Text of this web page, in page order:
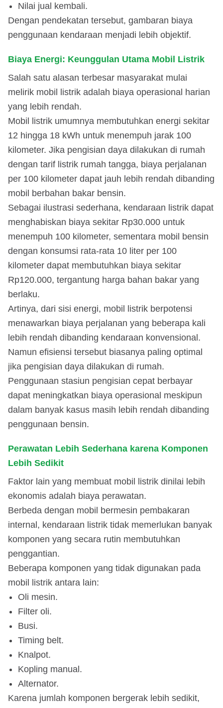
Nilai jual kembali.
Dengan pendekatan tersebut, gambaran biaya
penggunaan kendaraan menjadi lebih objektif.
Biaya Energi: Keunggulan Utama Mobil Listrik
Salah satu alasan terbesar masyarakat mulai
melirik mobil listrik adalah biaya operasional harian
yang lebih rendah.
Mobil listrik umumnya membutuhkan energi sekitar
12 hingga 18 kWh untuk menempuh jarak 100
kilometer. Jika pengisian daya dilakukan di rumah
dengan tarif listrik rumah tangga, biaya perjalanan
per 100 kilometer dapat jauh lebih rendah dibanding
mobil berbahan bakar bensin.
Sebagai ilustrasi sederhana, kendaraan listrik dapat
menghabiskan biaya sekitar Rp30.000 untuk
menempuh 100 kilometer, sementara mobil bensin
dengan konsumsi rata-rata 10 liter per 100
kilometer dapat membutuhkan biaya sekitar
Rp120.000, tergantung harga bahan bakar yang
berlaku.
Artinya, dari sisi energi, mobil listrik berpotensi
menawarkan biaya perjalanan yang beberapa kali
lebih rendah dibanding kendaraan konvensional.
Namun efisiensi tersebut biasanya paling optimal
jika pengisian daya dilakukan di rumah.
Penggunaan stasiun pengisian cepat berbayar
dapat meningkatkan biaya operasional meskipun
dalam banyak kasus masih lebih rendah dibanding
penggunaan bensin.
Perawatan Lebih Sederhana karena Komponen
Lebih Sedikit
Faktor lain yang membuat mobil listrik dinilai lebih
ekonomis adalah biaya perawatan.
Berbeda dengan mobil bermesin pembakaran
internal, kendaraan listrik tidak memerlukan banyak
komponen yang secara rutin membutuhkan
penggantian.
Beberapa komponen yang tidak digunakan pada
mobil listrik antara lain:
Oli mesin.
Filter oli.
Busi.
Timing belt.
Knalpot.
Kopling manual.
Alternator.
Karena jumlah komponen bergerak lebih sedikit,